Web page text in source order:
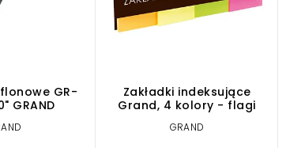
GR-
GRAND
Zakładki indeksujące
Grand, 4 kolory - flagi
GRAND